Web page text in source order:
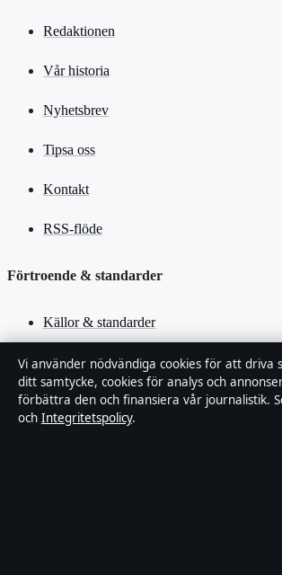
Redaktionen
Vår historia
Nyhetsbrev
Tipsa oss
Kontakt
RSS-flöde
Förtroende & standarder
Källor & standarder
Redaktionell policy
Rättelsepolicy
Vi använder nödvändiga cookies för att driva
ditt samtycke, cookies för analys och
förbättra den och finansiera vår journalistik.
och Integritetspolicy.